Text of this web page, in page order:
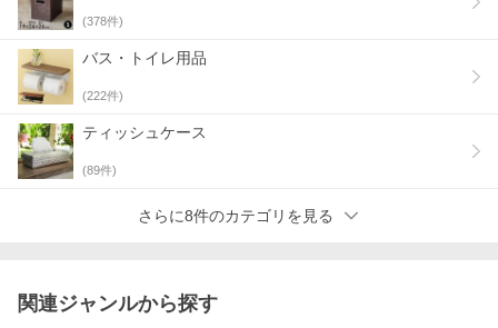
ヤシの葉の芯を乾燥させて糸で編み込んで作られている「パーム
リディ」。
(378件)
バス・トイレ用品
(222件)
ティッシュケース
(89件)
さらに8件のカテゴリを見る
関連ジャンルから探す